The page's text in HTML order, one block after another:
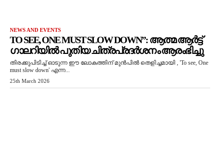
NEWS AND EVENTS
TO SEE, ONE MUST SLOW DOWN”: ആത്മ ആർട്ട്
ഗാലറിയിൽ പുതിയ ചിത്രപ്രദർശനം ആരംഭിച്ചു
തിരക്കുപിടിച്ച് ഓടുന്ന ഈ ലോകത്തിന് മുൻപിൽ തെളിച്ചമായി , 'To see, One
must slow down' എന്ന...
25th March 2026